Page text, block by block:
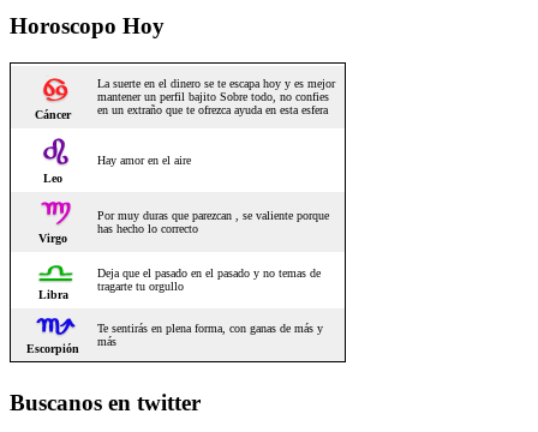
Horoscopo Hoy
Buscanos en twitter